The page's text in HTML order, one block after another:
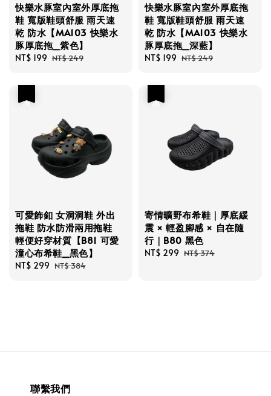
快樂水豚室內室外厚底拖
鞋 寬版鞋頭舒服 雨天速
乾 防水【MA103 快樂水
豚厚底拖_紫色】
Sale
NT$ 199 Regular
NT$ 249
快樂水豚室內室外厚底拖
鞋 寬版鞋頭舒服 雨天速
乾 防水【MA103 快樂水
豚厚底拖_深藍】
Sale
NT$ 199 Regular
NT$ 249
可愛飾釦 女洞洞鞋 外出
拖鞋 防水防滑兩用拖鞋
輕便好穿材質【B81 可愛
潼心布希鞋_黑色】
Sale
NT$ 299 Regular
NT$ 384
寄情曠野布希鞋｜厚底緩
震 × 輕盈腳感 × 自在隨
行｜B80 黑色
Sale
NT$ 299 Regular
NT$ 374
聯繫我們